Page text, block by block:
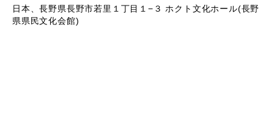
日本、長野県長野市若里１丁目１−３ ホクト文化ホール(長野
県県民文化会館)